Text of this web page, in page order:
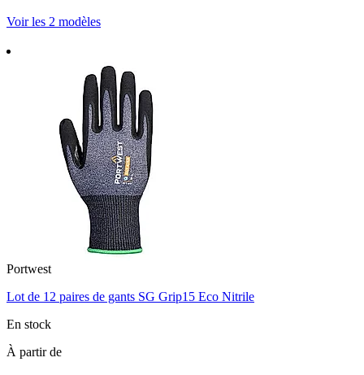
Voir les 2 modèles
Portwest
Lot de 12 paires de gants SG Grip15 Eco Nitrile
En stock
À partir de